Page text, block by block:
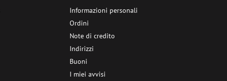
Informazioni personali
Ordini
Note di credito
Indirizzi
Buoni
I miei avvisi